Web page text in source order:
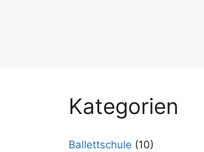
Kategorien
Ballettschule (10)